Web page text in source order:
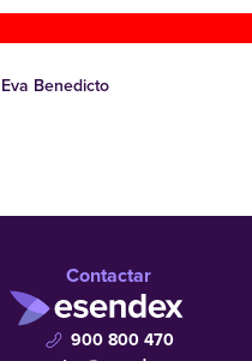
Eva Benedicto
Contactar
900 800 470